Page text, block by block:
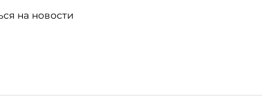
на новости